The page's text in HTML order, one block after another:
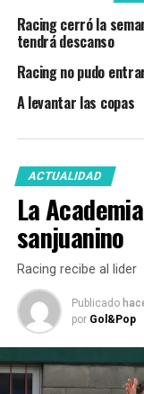
Racing cerró la
tendrá descanso
Racing no pudo
A levantar las copas
ACTUALIDAD
La
sanjuanino
Racing recibe al lider
Publicado
por Gol&Pop